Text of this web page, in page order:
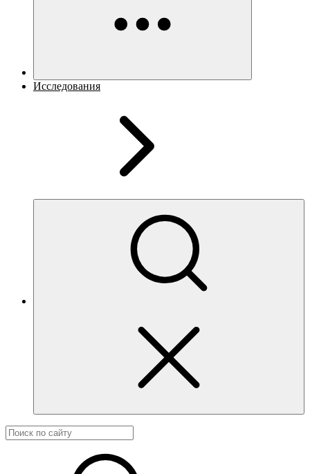
Исследования